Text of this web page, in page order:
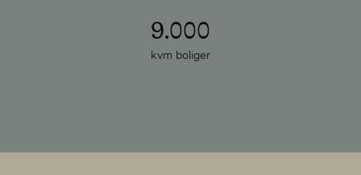
9.000
kvm boliger